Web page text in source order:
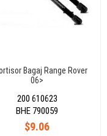
Bagaj Range Rover
06>
200 610623
$9.06
BHE 790059